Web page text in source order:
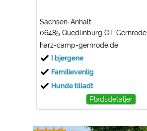
Sachsen-Anhalt
06485 Quedlinburg OT Gernrode
harz-camp-gernrode.de
I bjergene
Familievenlig
Hunde tilladt
Pladsdetaljer